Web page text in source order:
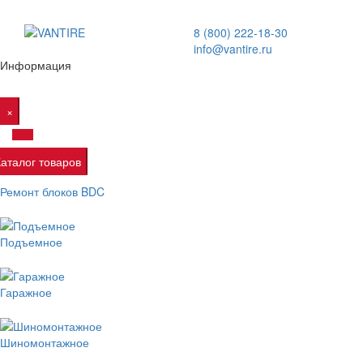
8 (800) 222-18-30
info@vantire.ru
Информация
×
товаров
Ремонт блоков BDC
Подъемное
Гаражное
Шиномонтажное